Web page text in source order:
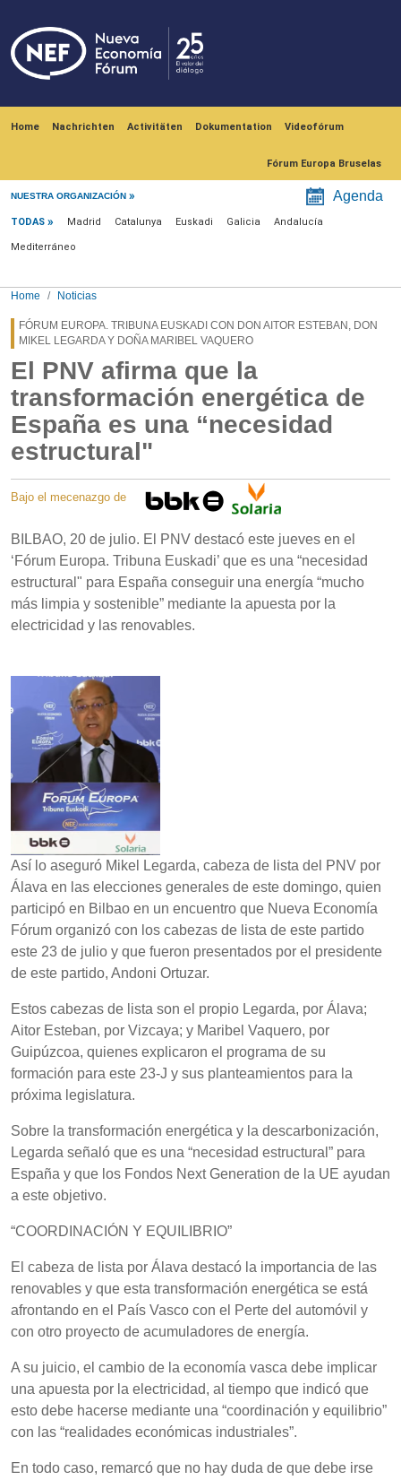
Home Nachrichten Activitäten Dokumentation Videofórum
Fórum Europa Bruselas
NUESTRA ORGANIZACIÓN Agenda
Menú noticias
TODAS Madrid Catalunya Euskadi Galicia Andalucía
Mediterráneo
Home Noticias
FÓRUM EUROPA. TRIBUNA EUSKADI CON DON AITOR ESTEBAN, DON
MIKEL LEGARDA Y DOÑA MARIBEL VAQUERO
El PNV afirma que la
transformación energética de
España es una “necesidad
estructural"
Bajo el mecenazgo de
BILBAO, 20 de julio. El PNV destacó este jueves en el
‘Fórum Europa. Tribuna Euskadi’ que es una “necesidad
estructural" para España conseguir una energía “mucho
más limpia y sostenible” mediante la apuesta por la
electricidad y las renovables.
Así lo aseguró Mikel Legarda, cabeza de lista del PNV por
Álava en las elecciones generales de este domingo, quien
participó en Bilbao en un encuentro que Nueva Economía
Fórum organizó con los cabezas de lista de este partido
este 23 de julio y que fueron presentados por el presidente
de este partido, Andoni Ortuzar.
Estos cabezas de lista son el propio Legarda, por Álava;
Aitor Esteban, por Vizcaya; y Maribel Vaquero, por
Guipúzcoa, quienes explicaron el programa de su
formación para este 23-J y sus planteamientos para la
próxima legislatura.
Sobre la transformación energética y la descarbonización,
Legarda señaló que es una “necesidad estructural” para
España y que los Fondos Next Generation de la UE ayudan
a este objetivo.
“COORDINACIÓN Y EQUILIBRIO”
El cabeza de lista por Álava destacó la importancia de las
renovables y que esta transformación energética se está
afrontando en el País Vasco con el Perte del automóvil y
con otro proyecto de acumuladores de energía.
A su juicio, el cambio de la economía vasca debe implicar
una apuesta por la electricidad, al tiempo que indicó que
esto debe hacerse mediante una “coordinación y equilibrio”
con las “realidades económicas industriales”.
En todo caso, remarcó que no hay duda de que debe irse